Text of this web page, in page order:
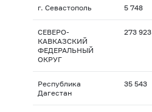
г. Севастополь 5 748
СЕВЕРО-
КАВКАЗСКИЙ
ФЕДЕРАЛЬНЫЙ
ОКРУГ
273 923
Республика
Дагестан
35 543